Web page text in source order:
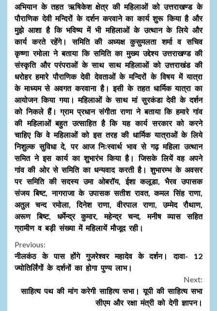
अभियान के तहत ऋषिकेश क्षेत्र की महिलाओं को उत्तराखण्ड के
पौराणिक देवी मन्दिरों के दर्शन करवाने का कार्य शुरू किया है और
मुझे आशा है कि भविष्य में भी महिलाओं के उत्थान के लिये और
कार्य करते रहेंगे। समिति की अध्यक्ष कुसुमलता शर्मा व सचिव
कृष्णा रमोला ने बताया कि समिति का मुख्य उद्देश्य उत्तराखण्ड की
संस्कृति और परंपराओं के साथ साथ महिलाओं को उत्तराखंड की
धरोहर हमारे पौराणिक देवी देवताओं के मन्दिरों के विषय में यात्रा
के माध्यम से अवगत करवाना है। इसी के तहत धार्मिक यात्रा का
आयोजन किया गया। महिलाओं के साथ मां सुरकंडा देवी के दर्शन
को निकले हैं। ग्राम प्रधान संगीता राणा ने बताया कि हमारे गांव
की महिलाओं बहुत उत्साहित है कि यह कार्य सरकार को करने
चाहिए कि वे महिलाओं को इस तरह की धार्मिक यात्राओं के लिये
निशुल्क सुविधा दे, पर आज निःस्वार्थ भाव से गढ़ महिला उत्थान
समित ने इस कार्य का शुभारंभ किया है। जिसके लियें वह अपने
गांव की ओर से समिति का धन्यवाद करती है। शुभारम्भ के अवसर
पर समिति की सदस्य उमा ओबरॉय, ईशा कलूडा, भैरव उपासक
संजय बिष्ट, नागराजा के उपासक सतीश रावत, कमल सिंह राणा,
अतुल चन्द रमोला, दिनेश राणा, वीरपाल राणा, उम्मेद रौथाण,
अरूण बिष्ट, धर्मेन्द्र कुमार, महेन्द्र चन्द, मनीष व्यास सहित
ग्रामीण व बड़ी संख्या में महिलायें मौजूद रही।
Continue
Reading
Previous:
नीलकंठ के पास होंगे गुजरेश्वर महादेव के दर्शन। दावा- 12
ज्योतिर्लिंगों के दर्शनों का होगा पुण्य लाभ।
Next:
साहित्य पथ की मांग करेगी साहित्य सभा। यूपी की साहित्य सभा
सीएम और रक्षा मंत्री को देगी ज्ञापन।